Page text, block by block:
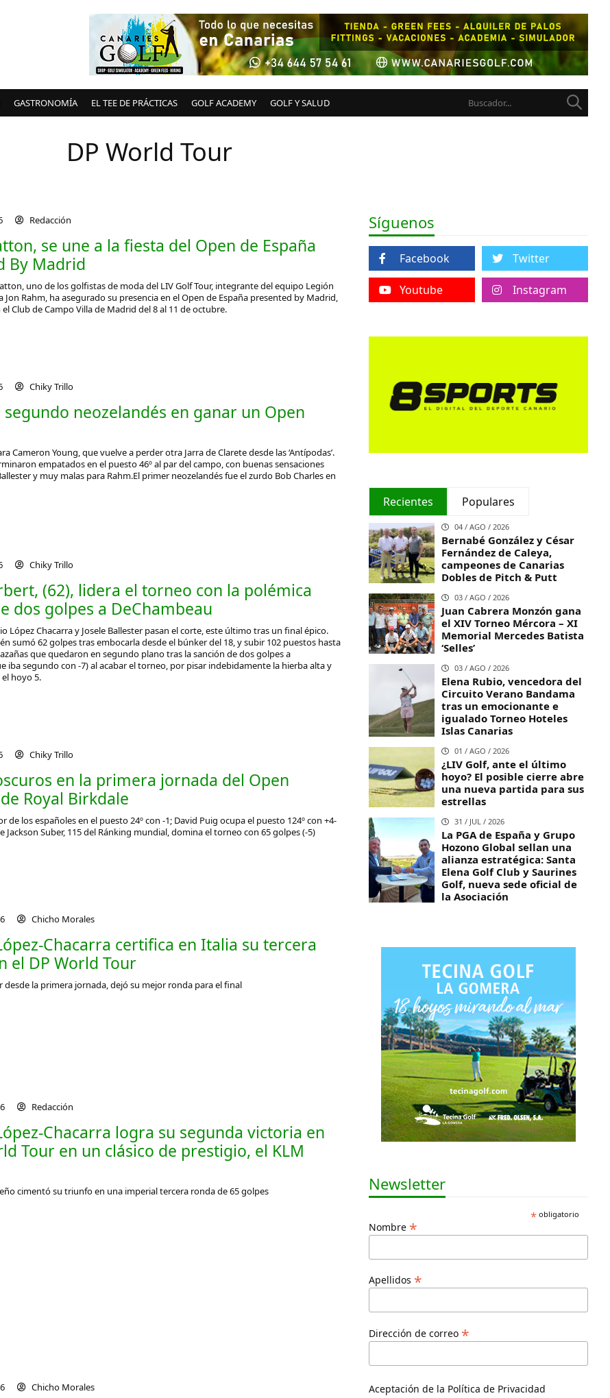
GASTRONOMÍA EL TEE DE PRÁCTICAS GOLF ACADEMY GOLF Y SALUD
DP World Tour
Redacción
se une a la fiesta del Open de España
By Madrid
uno de los golfistas de moda del LIV Golf Tour, integrante del equipo Legión
Jon Rahm, ha asegurado su presencia en el Open de España presented by Madrid,
Club de Campo Villa de Madrid del 8 al 11 de octubre.
Chiky Trillo
segundo neozelandés en ganar un Open
Cameron Young, que vuelve a perder otra Jarra de Clarete desde las ‘Antípodas’.
empatados en el puesto 46º al par del campo, con buenas sensaciones
y muy malas para Rahm.El primer neozelandés fue el zurdo Bob Charles en
Chiky Trillo
(62), lidera el torneo con la polémica
dos golpes a DeChambeau
López Chacarra y Josele Ballester pasan el corte, este último tras un final épico.
sumó 62 golpes tras embocarla desde el búnker del 18, y subir 102 puestos hasta
que quedaron en segundo plano tras la sanción de dos golpes a
iba segundo con -7) al acabar el torneo, por pisar indebidamente la hierba alta y
hoyo 5.
Chiky Trillo
en la primera jornada del Open
Royal Birkdale
de los españoles en el puesto 24º con -1; David Puig ocupa el puesto 124º con +4-
Jackson Suber, 115 del Ránking mundial, domina el torneo con 65 golpes (-5)
Chicho Morales
Chacarra certifica en Italia su tercera
el DP World Tour
desde la primera jornada, dejó su mejor ronda para el final
Redacción
Chacarra logra su segunda victoria en
Tour en un clásico de prestigio, el KLM
cimentó su triunfo en una imperial tercera ronda de 65 golpes
Chicho Morales
Síguenos
Facebook Twitter
Youtube Instagram
Recientes Populares
04 / AGO / 2026
Bernabé González y César
Fernández de Caleya,
campeones de Canarias
Dobles de Pitch & Putt
03 / AGO / 2026
Juan Cabrera Monzón gana
el XIV Torneo Mércora – XI
Memorial Mercedes Batista
‘Selles’
03 / AGO / 2026
Elena Rubio, vencedora del
Circuito Verano Bandama
tras un emocionante e
igualado Torneo Hoteles
Islas Canarias
01 / AGO / 2026
¿LIV Golf, ante el último
hoyo? El posible cierre abre
una nueva partida para sus
estrellas
31 / JUL / 2026
La PGA de España y Grupo
Hozono Global sellan una
alianza estratégica: Santa
Elena Golf Club y Saurines
Golf, nueva sede oficial de
la Asociación
Newsletter
* obligatorio
Nombre *
Apellidos *
Dirección de correo *
Aceptación de la Política de Privacidad